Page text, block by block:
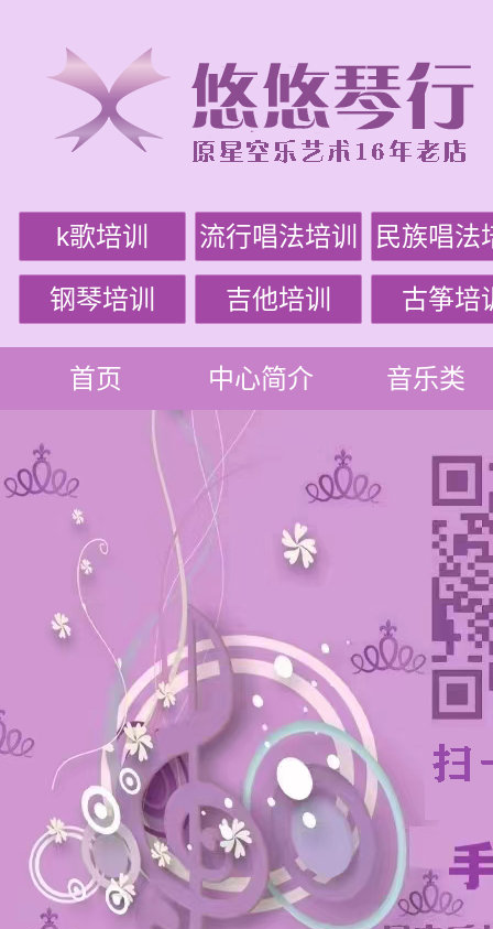
k歌培训 流行唱法培训 民族唱法
钢琴培训 吉他培训 古筝培
首页 中心简介 音乐类